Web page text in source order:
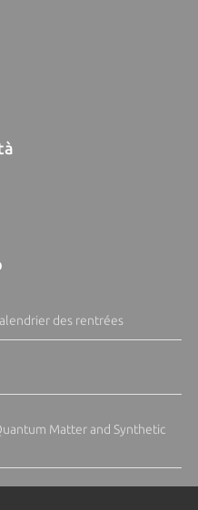
des rentrées
Matter and Synthetic